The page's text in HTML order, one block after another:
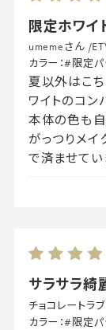
限定ホワイ
umemeさん /
カラー：#限定パ
夏以外はこ
ワイトのコン
本体の色も
がっつりメ
で済ませてい
サラサラ綺
チョコレートラ
カラー：#限定パ